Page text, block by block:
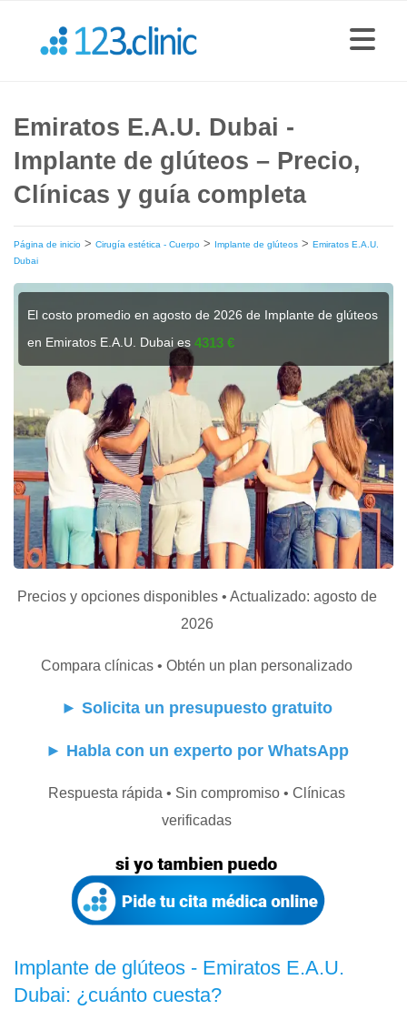
Emiratos E.A.U. Dubai -
Implante de glúteos – Precio,
Clínicas y guía completa
Página de inicio > Cirugía estética - Cuerpo > Implante de glúteos > Emiratos E.A.U.
Dubai
El costo promedio en agosto de 2026 de Implante de glúteos
en Emiratos E.A.U. Dubai es4313 €
Precios y opciones disponibles • Actualizado: agosto de
2026
Compara clínicas • Obtén un plan personalizado
► Solicita un presupuesto gratuito
► Habla con un experto por WhatsApp
Respuesta rápida • Sin compromiso • Clínicas
verificadas
Implante de glúteos - Emiratos E.A.U.
Dubai: ¿cuánto cuesta?